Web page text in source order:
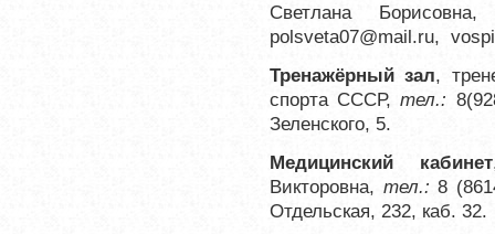
Светлана Борисовна,
polsveta07@mail.ru,
Тренажёрный зал,
спорта СССР,тел.:
Зеленского, 5.
Медицинский кабинет
Викторовна, тел.: 8
Отдельская, 232, каб. 32.